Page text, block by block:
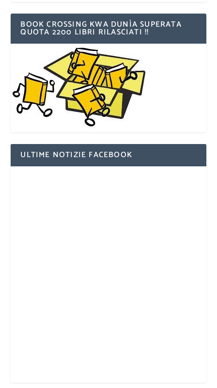
BOOK CROSSING KWA DUNÌA SUPERATA
QUOTA 2200 LIBRI RILASCIATI !!
ULTIME NOTIZIE FACEBOOK